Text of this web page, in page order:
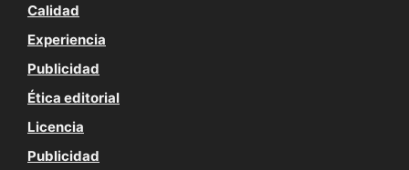
Calidad
Experiencia
Publicidad
Ética editorial
Licencia
Publicidad